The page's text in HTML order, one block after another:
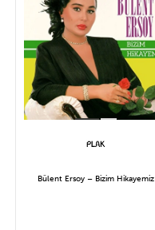
Bülent Ersoy – Bizim Hikayemiz